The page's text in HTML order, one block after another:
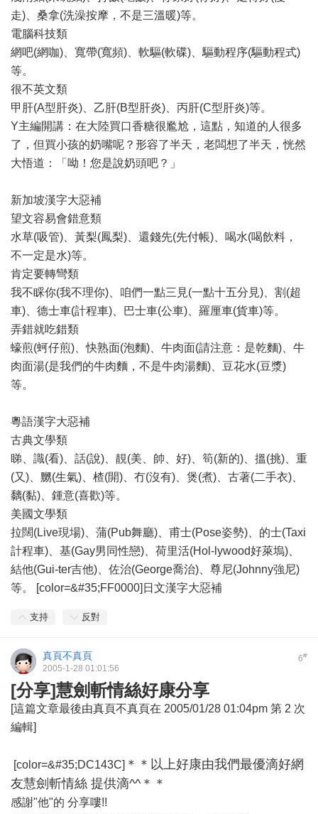
走)、桑拿(洗澡按摩，不是三溫暖)等。
電腦科技類
網吧(網咖)、寬帶(寬頻)、軟驅(軟碟)、驅動程序(驅動程式)
等。
很不英文類
甲肝(A型肝炎)、乙肝(B型肝炎)、丙肝(C型肝炎)等。
Y主編開講：在大陸買口香糖很尷尬，這點，知道的人很多
了，但買小孩的奶嘴呢？形容了半天，老闆想了半天，恍然
大悟道：「呦！您是說奶頭吧？」
新加坡漢字大惡補
望文容易會錯意類
水草(吸管)、黃梨(鳳梨)、還錢先(先付帳)、喝水(喝飲料，
不一定是水)等。
肯定要轉彎類
我不睬你(我不理你)、咱們一點三見(一點十五分見)、割(超
車)、德士車(計程車)、巴士車(公車)、羅厘車(貨車)等。
弄錯就吃錯類
蠔煎(蚵仔煎)、快熟面(泡麵)、牛肉面(請注意：是乾麵)、牛
肉面湯(是我們的牛肉麵，不是牛肉湯麵)、豆花水(豆漿)
等。
粵語漢字大惡補
古典文學類
睇、識(看)、話(說)、靚(美、帥、好)、筍(新的)、搵(挑)、重
(又)、嬲(生氣)、楂(開)、冇(沒有)、煲(煮)、古著(二手衣)、
黐(黏)、鍾意(喜歡)等。
美國文學類
拉闊(Live現場)、蒲(Pub舞廳)、甫士(Pose姿勢)、的士(Taxi
計程車)、基(Gay男同性戀)、荷里活(Hol-lywood好萊塢)、
結他(Gui-ter吉他)、佐治(George喬治)、尊尼(Johnny強尼)
等。 [color=&#35;FF0000]日文漢字大惡補
支持 反對
6#
真頁不真頁
2005-1-28 01:01:56
[分享]慧劍斬情絲好康分享
[這篇文章最後由真頁不真頁在 2005/01/28 01:04pm 第 2 次
編輯]
[color=&#35;DC143C] ＊＊以上好康由我們最優滴好網
友慧劍斬情絲 提供滴^^＊＊
感謝"他"的 分享嘍!!